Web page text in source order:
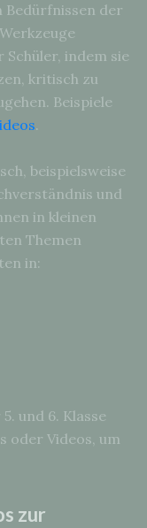
Bedürfnissen der
indem sie
kritisch zu
Beispiele
.
beispielsweise
und
in kleinen
Themen
in:
und 6. Klasse
oder Videos, um
zur